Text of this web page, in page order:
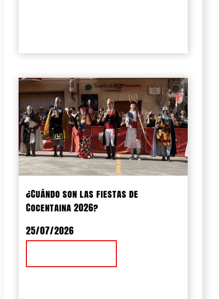
¿Cuándo son las fiestas de
Cocentaina 2026?
25/07/2026